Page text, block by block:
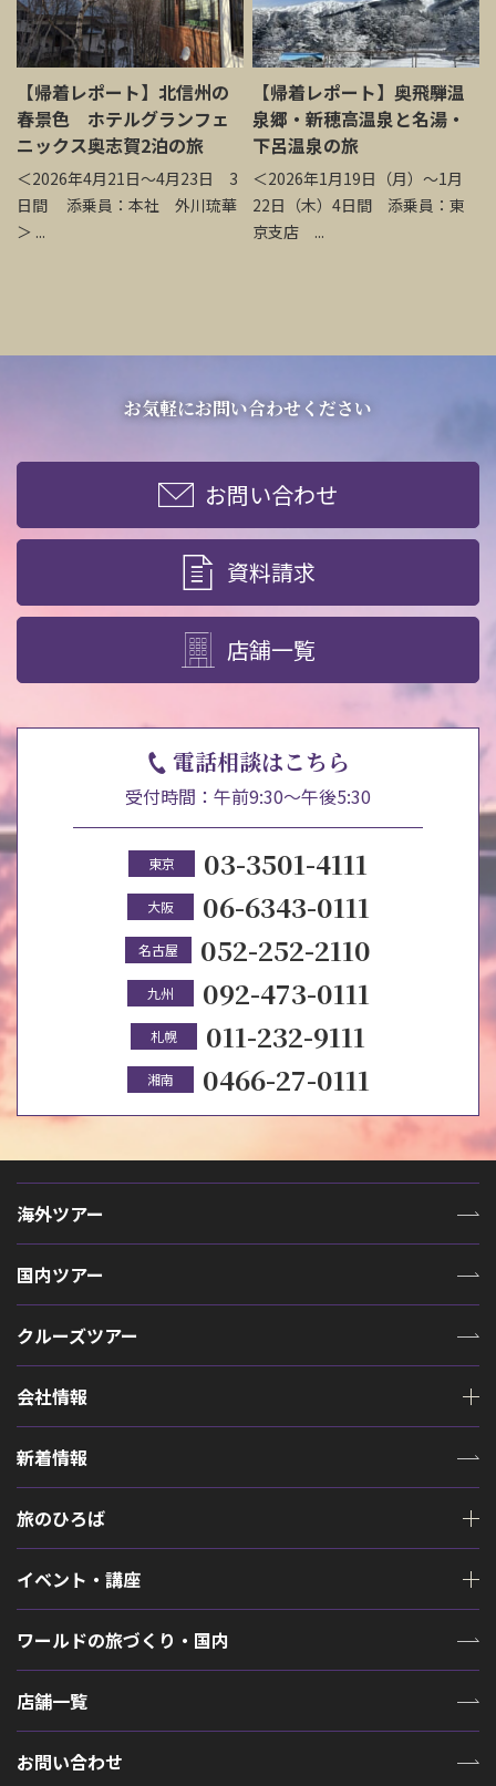
【帰着レポート】北信州の
春景色 ホテルグランフェ
ニックス奥志賀2泊の旅
＜2026年4月21日～4月23日 3
日間 添乗員：本社 外川琉華
＞ ...
【帰着レポート】奥飛騨温
泉郷・新穂高温泉と名湯・
下呂温泉の旅
＜2026年1月19日（月）～1月
22日（木）4日間 添乗員：東
京支店 ...
お気軽にお問い合わせください
お問い合わせ
資料請求
店舗一覧
電話相談はこちら
受付時間：午前9:30～午後5:30
東京 03-3501-4111
大阪 06-6343-0111
名古屋 052-252-2110
九州 092-473-0111
札幌 011-232-9111
湘南 0466-27-0111
海外ツアー
国内ツアー
クルーズツアー
会社情報
新着情報
旅のひろば
イベント・講座
ワールドの旅づくり・国内
店舗一覧
お問い合わせ